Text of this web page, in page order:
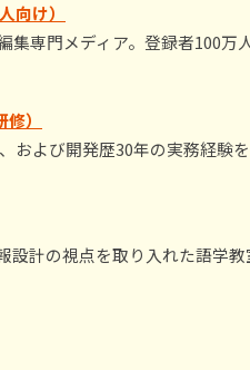
向け）
集専門メディア。登録者100万
）
および開発歴30年の実務経験
計の視点を取り入れた語学教